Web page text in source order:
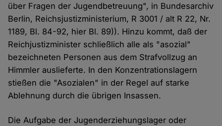
über Fragen der Jugendbetreuung", in Bundesarchiv
Berlin, Reichsjustizministerium, R 3001 / alt R 22, Nr.
1189, Bl. 84-92, hier Bl. 89)). Hinzu kommt, daß der
Reichjustizminister schließlich alle als "asozial"
bezeichneten Personen aus dem Strafvollzug an
Himmler auslieferte. In den Konzentrationslagern
stießen die "Asozialen" in der Regel auf starke
Ablehnung durch die übrigen Insassen.
Die Aufgabe der Jugenderziehungslager oder